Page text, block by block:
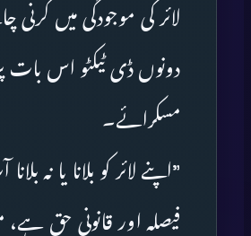
لائر کی موجودگی میں کرنی
دونوں ڈی ٹیکٹو اس بات
مسکرائے۔
”اپنے لائر کو بلانا یا نہ
فیصلہ اور قانونی حق ہے،